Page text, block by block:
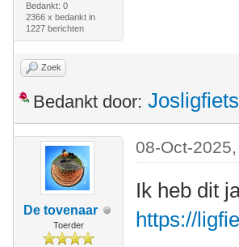
Bedankt: 0
2366 x bedankt in
1227 berichten
Zoek
Bedankt door: Josligfiets
De tovenaar
Toerder
08-Oct-
Ik heb dit
https://